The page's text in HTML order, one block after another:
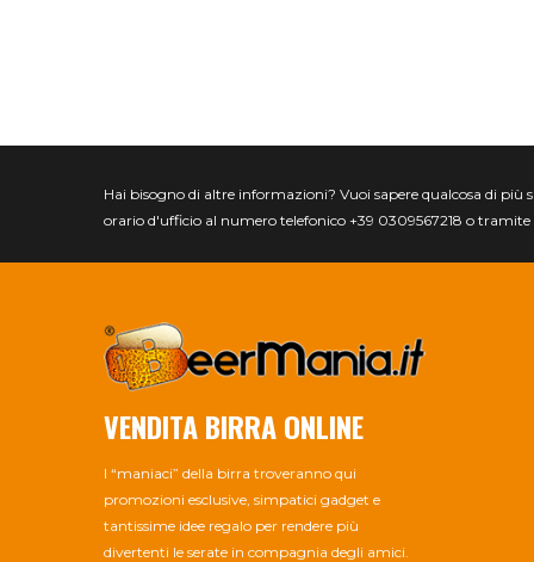
Hai bisogno di altre informazioni? Vuoi sapere qualcosa di più
orario d'ufficio al numero telefonico +39 0309567218 o
VENDITA BIRRA ONLINE
I “maniaci” della birra troveranno qui
promozioni esclusive, simpatici gadget e
tantissime idee regalo per rendere più
divertenti le serate in compagnia degli amici.